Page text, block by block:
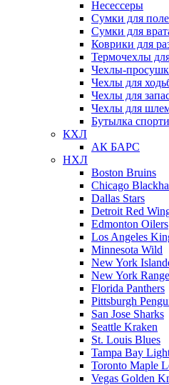
Несессеры
Сумки для
Сумки для
Коврики для
Термочехлы
Чехлы-
Чехлы для
Чехлы для
Чехлы для
Бутылка
КХЛ
АК БАРС
НХЛ
Boston Bruins
Chicago
Dallas Stars
Detroit Red
Edmonton Oilers
Los Angeles
Minnesota Wild
New York
New York
Florida Panthers
Pittsburgh
San Jose Sharks
Seattle Kraken
St. Louis Blues
Tampa Bay
Toronto Maple
Vegas Golden